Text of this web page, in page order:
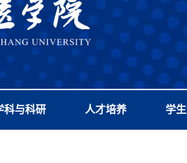
科与科研 人才培养 学